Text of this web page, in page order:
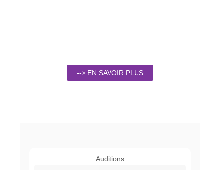
--> EN SAVOIR PLUS
Auditions